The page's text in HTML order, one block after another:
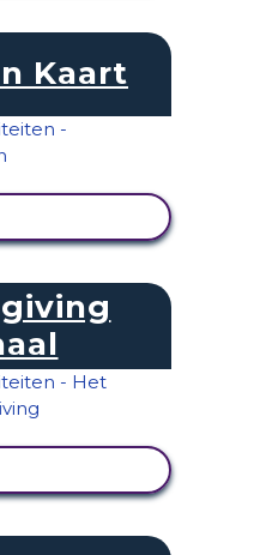
Kaart